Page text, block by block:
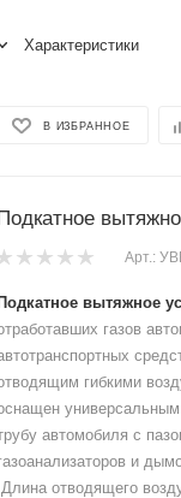
Характеристики
В ИЗБРАННОЕ
Арт.:
вытяжное
газов
гибкими
автомобиля с
и
Длина отводящего